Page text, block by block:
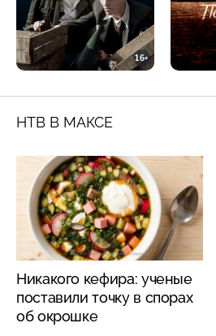
16+
НТВ В МАКСЕ
Никакого кефира: ученые
поставили точку в спорах
об окрошке